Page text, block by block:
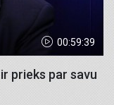
00:59:39
prieks par savu